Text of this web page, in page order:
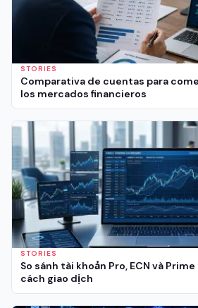
STORIES
Comparativa de cuentas para
los mercados financieros
STORIES
So sánh tài khoản Pro, ECN và
cách giao dịch